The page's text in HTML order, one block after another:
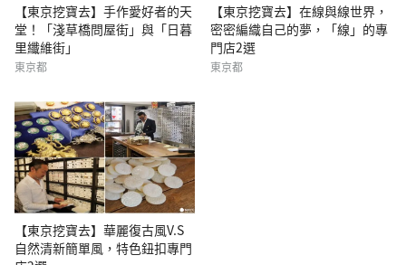
【東京挖寶去】手作愛好者的天
堂！「淺草橋問屋街」與「日暮
里纖維街」
東京都
【東京挖寶去】在線與線世界，
密密編織自己的夢，「線」的專
門店2選
東京都
【東京挖寶去】華麗復古風V.S
自然清新簡單風，特色鈕扣專門